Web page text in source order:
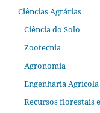
Ciências Agrárias
Ciência do Solo
Zootecnia
Agronomia
Engenharia Agrícola
Recursos florestais